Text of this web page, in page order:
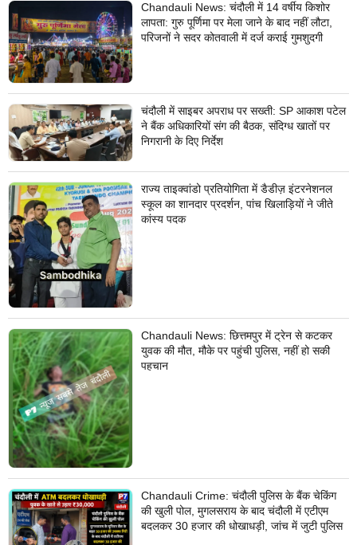
Chandauli News: चंदौली में 14 वर्षीय किशोर
लापता: गुरु पूर्णिमा पर मेला जाने के बाद नहीं लौटा,
परिजनों ने सदर कोतवाली में दर्ज कराई गुमशुदगी
चंदौली में साइबर अपराध पर सख्ती: SP आकाश पटेल
ने बैंक अधिकारियों संग की बैठक, संदिग्ध खातों पर
निगरानी के दिए निर्देश
राज्य ताइक्वांडो प्रतियोगिता में डैडीज़ इंटरनेशनल
स्कूल का शानदार प्रदर्शन, पांच खिलाड़ियों ने जीते
कांस्य पदक
Chandauli News: छित्तमपुर में ट्रेन से कटकर
युवक की मौत, मौके पर पहुंची पुलिस, नहीं हो सकी
पहचान
Chandauli Crime: चंदौली पुलिस के बैंक चेकिंग
की खुली पोल, मुगलसराय के बाद चंदौली में एटीएम
बदलकर 30 हजार की धोखाधड़ी, जांच में जुटी पुलिस